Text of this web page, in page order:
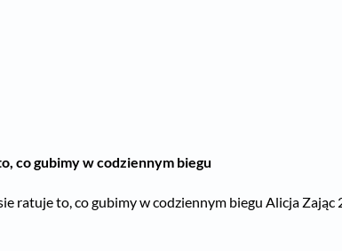
co gubimy w codziennym biegu
ratuje to, co gubimy w codziennym biegu Alicja Zając